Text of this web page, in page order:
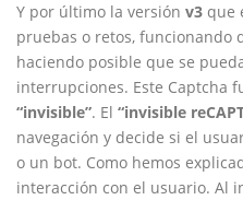
Y por último la versión v3 que
pruebas o retos, funcionando
haciendo posible que se
interrupciones. Este Captcha
“invisible”. El “invisible
navegación y decide si el
o un bot. Como hemos
interacción con el usuario. Al